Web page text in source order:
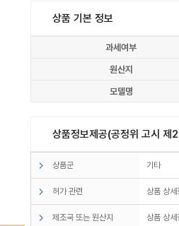
상품 기본 정보
과세여부
원산지
모델명
상품정보제공(공정위 고시
상품군 기타
허가 관련 상품 상
제조국 또는 원산지 상품 상